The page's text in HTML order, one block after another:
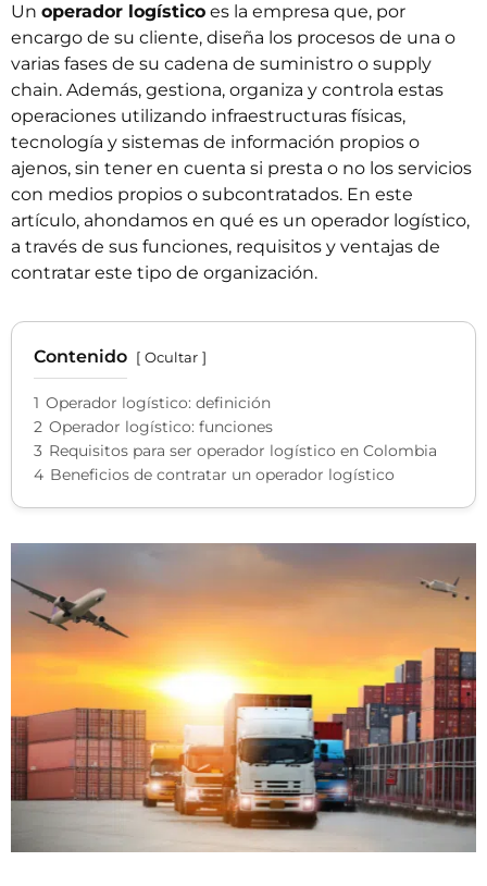
Un operador logístico es la empresa que, por
encargo de su cliente, diseña los procesos de una o
varias fases de su cadena de suministro o supply
chain. Además, gestiona, organiza y controla estas
operaciones utilizando infraestructuras físicas,
tecnología y sistemas de información propios o
ajenos, sin tener en cuenta si presta o no los servicios
con medios propios o subcontratados. En este
artículo, ahondamos en qué es un operador logístico,
a través de sus funciones, requisitos y ventajas de
contratar este tipo de organización.
Contenido Ocultar
1 Operador logístico: definición
2 Operador logístico: funciones
3 Requisitos para ser operador logístico en Colombia
4 Beneficios de contratar un operador logístico